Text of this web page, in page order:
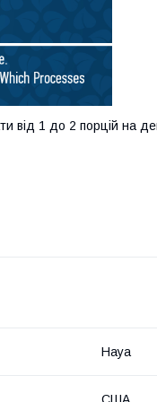
від 1 до 2 порцій на
Haya